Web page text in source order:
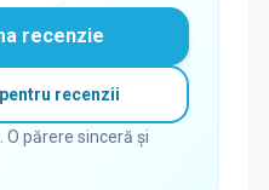
recenzie
recenzii
părere sinceră și